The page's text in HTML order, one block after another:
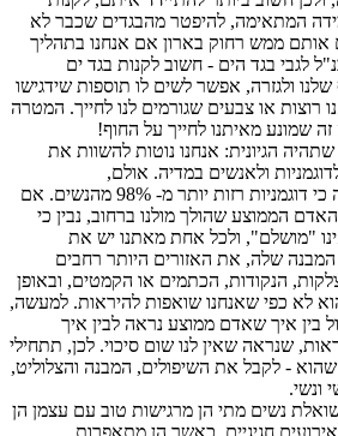
המתאימה, להיפטר מהבגדים שכבר לא
אותם ממש רחוק בארון אם אנחנו בתהליך
לגבי בגד הים - חשוב לקנות בגד ים
ולגזרה, אפשר לשים לו תוספות שידגישו
רוצות או צבעים שגורמים לנו לחייך. המטרה
שמונע מאיתנו לחייך על החוף!
הגיונית: אנחנו נוטות להשוות את
ולאנשים במדיה. אולם,
הסטטיסטיקה מראה כי דוגמניות רזות יותר מ- 98% מהנשים. אם
הממוצע שהולך מולנו ברחוב, נבין כי
"מושלם", ולכל אחת מאתנו יש את
שלה, את האזורים היותר רחבים
הנקודות, הכתמים או הקמטים, ובאופן
לא כפי שאנחנו שואפות להיראות. למעשה,
בין איך שאדם ממוצע נראה לבין איך
שנראה שאין לנו שום סיכוי. לכן, תתחילי
- לקבל את השיפולים, המבנה והצלוליט,
ונשי.
נשים מתי הן מרגישות טוב עם עצמן הן
חגיגיים, כאשר הן מתאפרות,